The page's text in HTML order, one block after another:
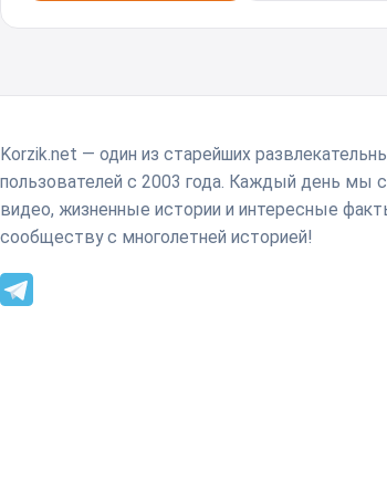
Korzik.net — один из старейших
пользователей с 2003 года. Каждый день мы
видео, жизненные истории и интересные
сообществу с многолетней историей!